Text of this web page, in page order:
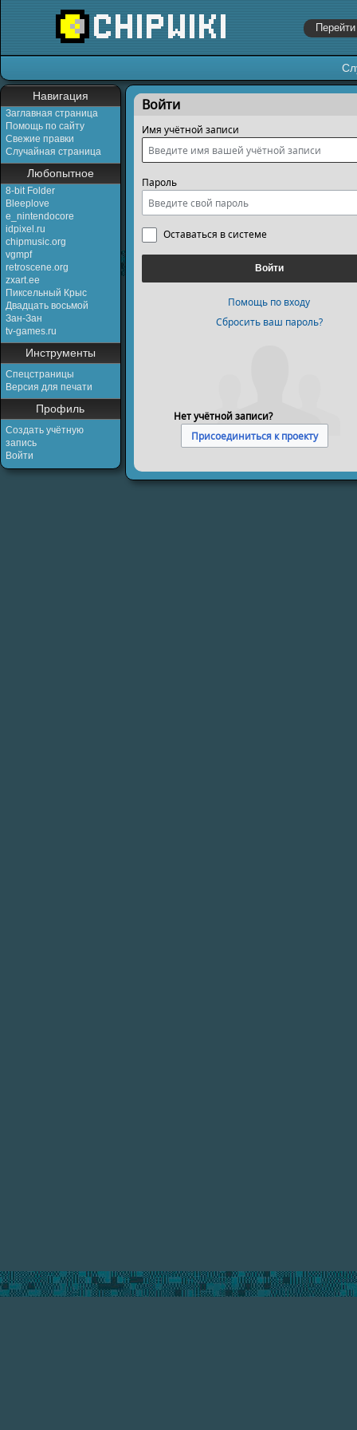
Навигация
Заглавная страница
Помощь по сайту
Свежие правки
Случайная страница
Любопытное
8-bit Folder
Bleeplove
e_nintendocore
idpixel.ru
chipmusic.org
vgmpf
retroscene.org
zxart.ee
Пиксельный Крыс
Двадцать восьмой
Зан-Зан
tv-games.ru
Инструменты
Спецстраницы
Версия для печати
Профиль
Создать учётную
запись
Войти
Перейти к:навигация,поиск
Войти
Имя учётной записи
Пароль
Оставаться в системе
Войти
Помощь по входу
Сбросить ваш пароль?
Нет учётной записи?
Присоединиться к проекту